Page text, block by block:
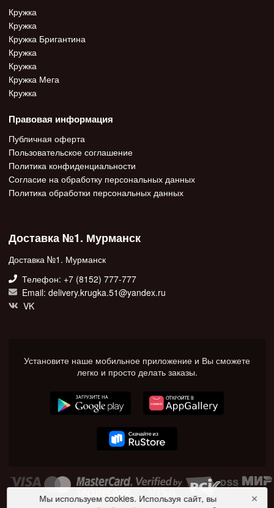
Кружка
Кружка
Кружка Бригантина
Кружка
Кружка
Кружка Мега
Кружка
Правовая информация
Публичная оферта
Пользовательское соглашение
Политика конфиденциальности
Согласие на обработку персональных данных
Политика обработки персональных данных
Доставка №1. Мурманск
Доставка №1. Мурманск
Телефон: +7 (8152) 777-777
Email: delivery.krugka.51@yandex.ru
VK
Установите наше мобильное приложение и Вы сможете
легко и просто делать заказы.
Мы используем cookies. Используя сайт, вы
✕